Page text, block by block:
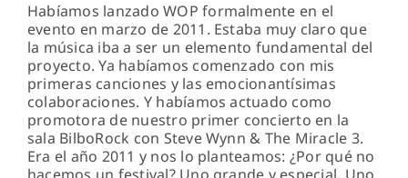
Habíamos lanzado WOP formalmente en el
evento en marzo de 2011. Estaba muy claro que
la música iba a ser un elemento fundamental del
proyecto. Ya habíamos comenzado con mis
primeras canciones y las emocionantísimas
colaboraciones. Y habíamos actuado como
promotora de nuestro primer concierto en la
sala BilboRock con Steve Wynn & The Miracle 3.
Era el año 2011 y nos lo planteamos: ¿Por qué no